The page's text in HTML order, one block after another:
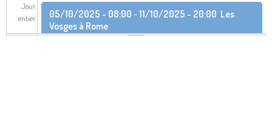
Jour
entier
05/10/2025 - 08:00 -11/10/2025 - 20:00 Les
Vosges à Rome